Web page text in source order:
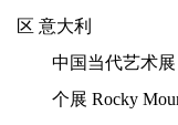
区 意大利
中国当代艺术展
个展 Rocky